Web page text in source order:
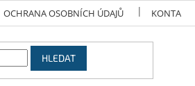
OCHRANA OSOBNÍCH ÚDAJŮ KONTAKTY
HLEDAT